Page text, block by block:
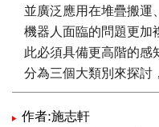
是在金屬加工產線，AI
疊問題，結合工件定位
成自動化上、下料，有
並廣泛應用在堆疊搬運
機器人面臨的問題更加
此必須具備更高階的感
分為三個大類別來探討
偵測與追蹤、三維點雲
的點雲資料屬於三維資
作者:施志軒